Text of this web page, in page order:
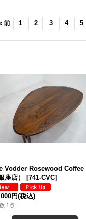
前 1 2 3 4 5
Vodder Rosewood Coffee
座店）
[741-CVC]
円(税込)
1点